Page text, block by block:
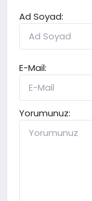
Ad Soyad:
E-Mail:
Yorumunuz: